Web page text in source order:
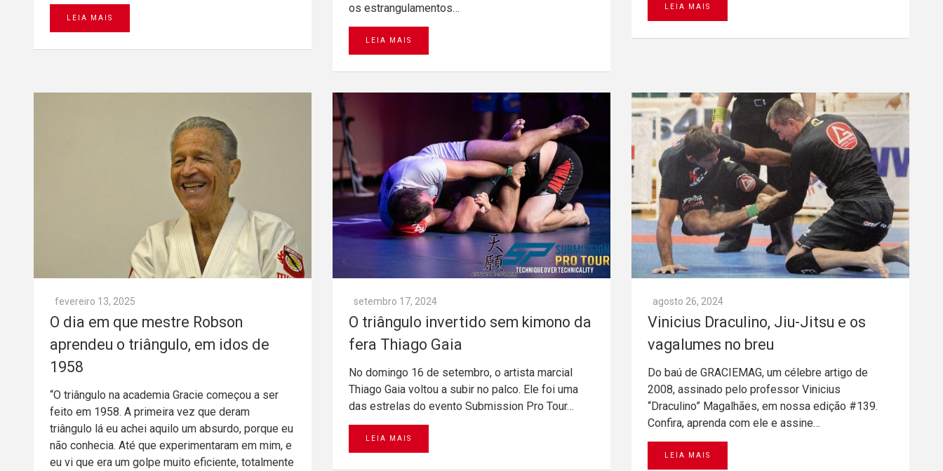
LEIA MAIS
os estrangulamentos…
LEIA MAIS
LEIA MAIS
fevereiro 13, 2025
O dia em que mestre Robson
aprendeu o triângulo, em idos de
1958
“O triângulo na academia Gracie começou a ser
feito em 1958. A primeira vez que deram
triângulo lá eu achei aquilo um absurdo, porque eu
não conhecia. Até que experimentaram em mim, e
eu vi que era um golpe muito eficiente, totalmente
setembro 17, 2024
O triângulo invertido sem kimono da
fera Thiago Gaia
No domingo 16 de setembro, o artista marcial
Thiago Gaia voltou a subir no palco. Ele foi uma
das estrelas do evento Submission Pro Tour…
LEIA MAIS
agosto 26, 2024
Vinicius Draculino, Jiu-Jitsu e os
vagalumes no breu
Do baú de GRACIEMAG, um célebre artigo de
2008, assinado pelo professor Vinicius
“Draculino” Magalhães, em nossa edição #139.
Confira, aprenda com ele e assine…
LEIA MAIS